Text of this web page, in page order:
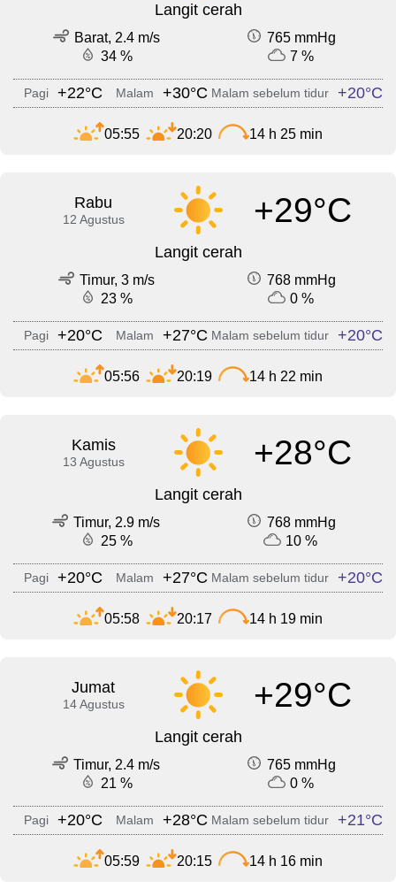
Langit cerah
Barat, 2.4 m/s
765 mmHg
34 %
7 %
Pagi +22°C Malam +30°C Malam sebelum tidur +20°C
05:55 20:20 14 h 25 min
Rabu
12 Agustus +29°C
Langit cerah
Timur, 3 m/s
768 mmHg
23 %
0 %
Pagi +20°C Malam +27°C Malam sebelum tidur +20°C
05:56 20:19 14 h 22 min
Kamis
13 Agustus +28°C
Langit cerah
Timur, 2.9 m/s
768 mmHg
25 %
10 %
Pagi +20°C Malam +27°C Malam sebelum tidur +20°C
05:58 20:17 14 h 19 min
Jumat
14 Agustus +29°C
Langit cerah
Timur, 2.4 m/s
765 mmHg
21 %
0 %
Pagi +20°C Malam +28°C Malam sebelum tidur +21°C
05:59 20:15 14 h 16 min